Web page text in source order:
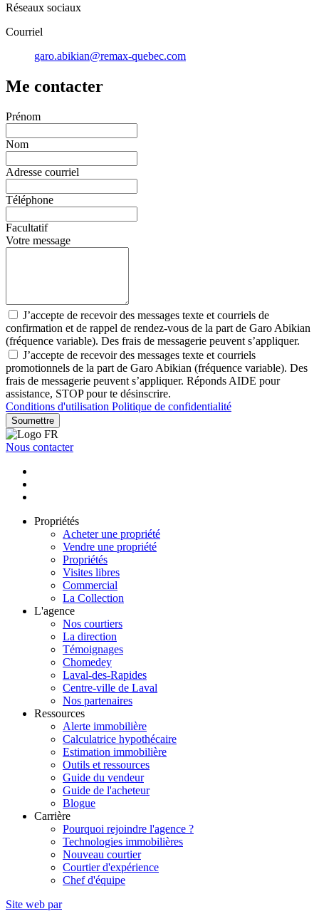
Réseaux sociaux
Courriel
garo.abikian@remax-quebec.com
Me contacter
Prénom
Nom
Adresse courriel
Téléphone
Facultatif
Votre message
J’accepte de recevoir des messages texte et courriels de
confirmation et de rappel de rendez-vous de la part de Garo Abikian
(fréquence variable). Des frais de messagerie peuvent s’appliquer.
J’accepte de recevoir des messages texte et courriels
promotionnels de la part de Garo Abikian (fréquence variable). Des
frais de messagerie peuvent s’appliquer. Réponds AIDE pour
assistance, STOP pour te désinscrire.
Conditions d'utilisation Politique de confidentialité
Soumettre
Nous contacter
Propriétés
Acheter une propriété
Vendre une propriété
Propriétés
Visites libres
Commercial
La Collection
L'agence
Nos courtiers
La direction
Témoignages
Chomedey
Laval-des-Rapides
Centre-ville de Laval
Nos partenaires
Ressources
Alerte immobilière
Calculatrice hypothécaire
Estimation immobilière
Outils et ressources
Guide du vendeur
Guide de l'acheteur
Blogue
Carrière
Pourquoi rejoindre l'agence ?
Technologies immobilières
Nouveau courtier
Courtier d'expérience
Chef d'équipe
Site web par